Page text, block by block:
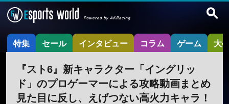
特集 セール インタビュー コラム ゲーム 大
『スト6』新キャラクター「イングリッ
ド」のプロゲーマーによる攻略動画まとめ
見た目に反し、えげつない高火力キャラ！